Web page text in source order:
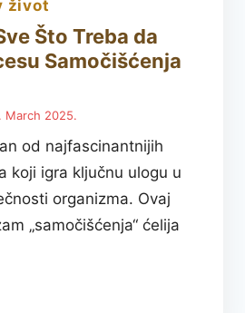
život
Što Treba da
Samočišćenja
March 2025.
od najfascinantnijih
koji igra ključnu ulogu u
organizma. Ovaj
„samočišćenja“ ćelija